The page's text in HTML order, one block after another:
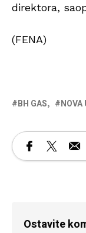
direktora,
(FENA)
BH GAS NOVA
Ostavite